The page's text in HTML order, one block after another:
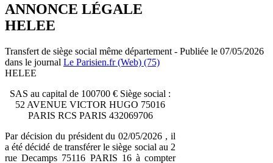
ANNONCE LÉGALE
HELEE
Transfert de siège social même département - Publiée le 07/05/2026
dans le journal Le Parisien.fr (Web) (75)
HELEE
SAS au capital de 100700 € Siège social :
52 AVENUE VICTOR HUGO 75016
PARIS RCS PARIS 432069706
Par décision du président du 02/05/2026 , il
a été décidé de transférer le siège social au 2
rue Decamps 75116 PARIS 16 à compter